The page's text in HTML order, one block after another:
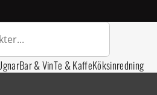
Bar & VinTe & KaffeKöksinredning